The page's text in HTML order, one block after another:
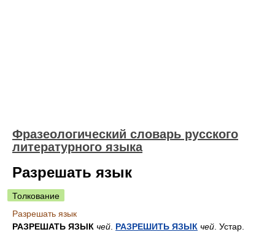
Фразеологический словарь русского
литературного языка
Разрешать язык
Толкование
Разрешать язык
РАЗРЕШАТЬ ЯЗЫК чей РАЗРЕШИТЬ ЯЗЫК чей . Устар.